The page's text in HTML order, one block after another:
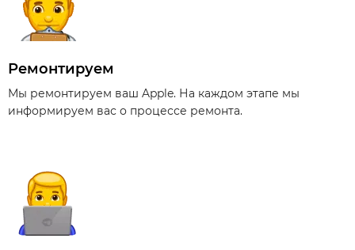
Ремонтируем
Мы ремонтируем ваш Apple. На каждом этапе мы
информируем вас о процессе ремонта.